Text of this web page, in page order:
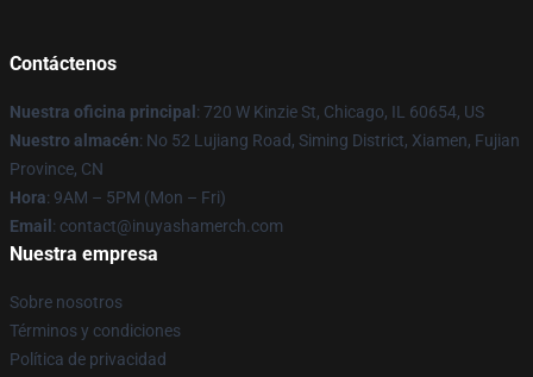
Contáctenos
Nuestra oficina principal : 720 W Kinzie St, Chicago, IL 60654, US
Nuestro almacén: No 52 Lujiang Road, Siming District, Xiamen, Fujian
Province, CN
Hora: 9AM – 5PM (Mon – Fri)
Email : contact@inuyashamerch.com
Nuestra empresa
Sobre nosotros
Términos y condiciones
Política de privacidad